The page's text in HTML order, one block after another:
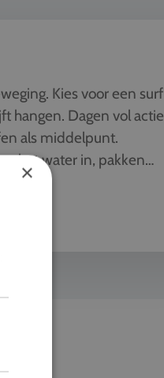
Kies voor een surf
hangen. Dagen vol actie
als middelpunt.
het water in, pakken
Vallen, opsta...
×